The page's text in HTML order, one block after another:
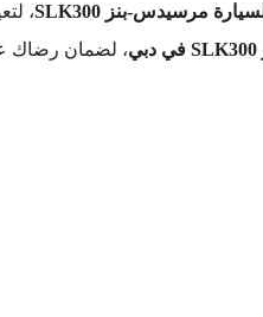
،
، لضمان رضاك